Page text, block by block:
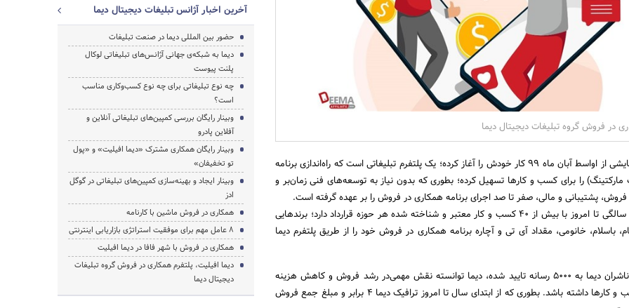
در فروش گروه تبلیغات دیجیتال دیما
که به طور آزمایشی از اواسط آبان ماه ۹۹ کار خودش را آغاز کرده؛ یک پلتفرم تبلیغاتی است که راه‌اندازی برنامه
را برای کسب و کارها تسهیل کرده؛ بطوری که بدون نیاز به توسعه‌های فنی زمان‌بر و
فروش، پشتیبانی و مالی، صفر تا صد اجرای برنامه همکاری در فروش را بر عهده گرفته است.
دیما افیلیت در آستانه یک سالگی تا امروز با بیش از ۴۰ کسب و کار معتبر و شناخته شده‌ هر حوزه قرارداد دارد؛ برندهایی
باسلام، خانومی، مقداد آی تی و آچاره برنامه همکاری در فروش خود را از طریق پلتفرم دیما
همچنین با توسعه شبکه ناشران دیما به ۵۰۰۰ رسانه تایید شده، دیما توانسته نقش مهمی‌در رشد فروش و کاهش هزینه
تبلیغات بسیاری از این کسب و کارها داشته باشد. بطوری که از ابتدای سال تا امروز ترافیک دیما ۴ برابر و مبلغ جمع فروش
آخرین اخبار آژانس تبلیغات دیجیتال دیما
حضور بین المللی دیما در صنعت تبلیغات
دیما به شبکه‌ی جهانی آژانس‌های تبلیغاتی لوکال
پلنت پیوست
چه نوع تبلیغاتی برای چه نوع کسب‌وکاری مناسب
است؟
وبینار رایگان بررسی کمپین‌های تبلیغاتی آنلاین و
آفلاین پادرو
وبینار رایگان همکاری مشترک «دیما افیلیت» و «پول
تو تخفیفان»
وبینار ایجاد و بهینه‌سازی کمپین‌های تبلیغاتی در گوگل
ادز
همکاری در فروش ماشین با کارنامه
۸ عامل مهم برای موفقیت استراتژی بازاریابی اینترنتی
همکاری در فروش با شهر فافا در دیما افیلیت
دیما‌ افیلیت، پلتفرم همکاری در فروش گروه تبلیغات
دیجیتال دیما